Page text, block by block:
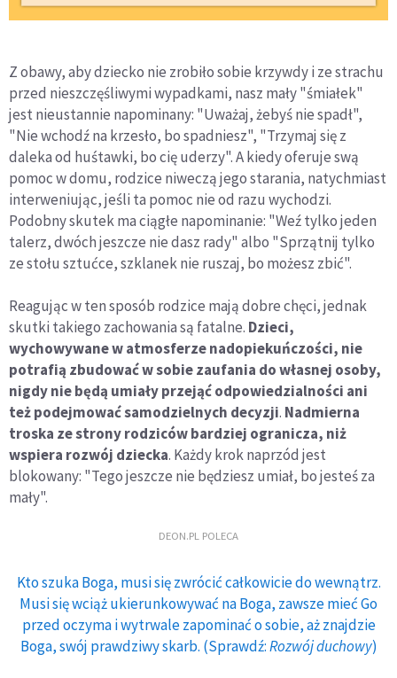
Z obawy, aby dziecko nie zrobiło sobie krzywdy i ze strachu
przed nieszczęśliwymi wypadkami, nasz mały "śmiałek"
jest nieustannie napominany: "Uważaj, żebyś nie spadł",
"Nie wchodź na krzesło, bo spadniesz", "Trzymaj się z
daleka od huśtawki, bo cię uderzy". A kiedy oferuje swą
pomoc w domu, rodzice niweczą jego starania, natychmiast
interweniując, jeśli ta pomoc nie od razu wychodzi.
Podobny skutek ma ciągłe napominanie: "Weź tylko jeden
talerz, dwóch jeszcze nie dasz rady" albo "Sprzątnij tylko
ze stołu sztućce, szklanek nie ruszaj, bo możesz zbić".
Reagując w ten sposób rodzice mają dobre chęci, jednak
skutki takiego zachowania są fatalne. Dzieci,
wychowywane w atmosferze nadopiekuńczości, nie
potrafią zbudować w sobie zaufania do własnej osoby,
nigdy nie będą umiały przejąć odpowiedzialności ani
też podejmować samodzielnych decyzji. Nadmierna
troska ze strony rodziców bardziej ogranicza, niż
wspiera rozwój dziecka. Każdy krok naprzód jest
blokowany: "Tego jeszcze nie będziesz umiał, bo jesteś za
mały".
DEON.PL POLECA
Kto szuka Boga, musi się zwrócić całkowicie do wewnątrz.
Musi się wciąż ukierunkowywać na Boga, zawsze mieć Go
przed oczyma i wytrwale zapominać o sobie, aż znajdzie
Boga, swój prawdziwy skarb. (Sprawdź:Rozwój duchowy)